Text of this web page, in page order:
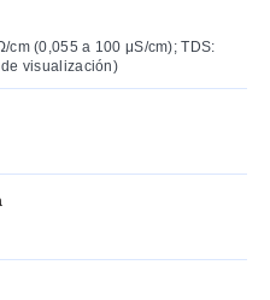
(0,055 a 100 μS/cm); TDS:
visualización)